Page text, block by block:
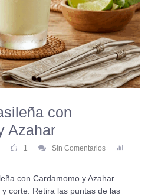
con
Azahar
1
Sin Comentarios
con Cardamomo y Azahar
corte: Retira las puntas de las